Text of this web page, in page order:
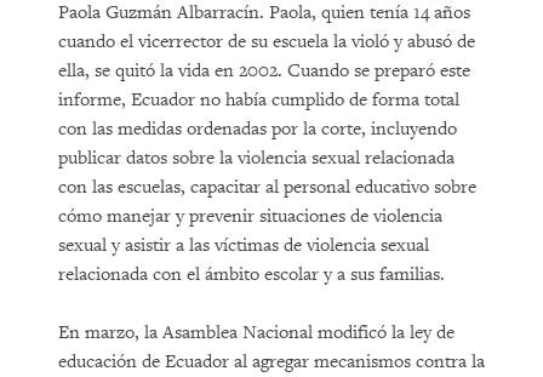
Paola Guzmán Albarracín. Paola, quien tenía 14 años
cuando el vicerrector de su escuela la violó y abusó de
ella, se quitó la vida en 2002. Cuando se preparó este
informe, Ecuador no había cumplido de forma total
con las medidas ordenadas por la corte, incluyendo
publicar datos sobre la violencia sexual relacionada
con las escuelas, capacitar al personal educativo sobre
cómo manejar y prevenir situaciones de violencia
sexual y asistir a las víctimas de violencia sexual
relacionada con el ámbito escolar y a sus familias.
En marzo, la Asamblea Nacional modificó la ley de
educación de Ecuador al agregar mecanismos contra la